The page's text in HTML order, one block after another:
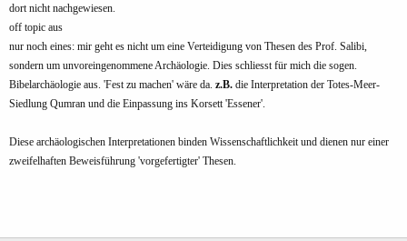
dort nicht nachgewiesen.
off topic aus
nur noch eines: mir geht es nicht um eine Verteidigung von Thesen des Prof. Salibi,
sondern um unvoreingenommene Archäologie. Dies schliesst für mich die sogen.
Bibelarchäologie aus. 'Fest zu machen' wäre da. z.B. die Interpretation der Totes-Meer-
Siedlung Qumran und die Einpassung ins Korsett 'Essener'.
Diese archäologischen Interpretationen binden Wissenschaftlichkeit und dienen nur einer
zweifelhaften Beweisführung 'vorgefertigter' Thesen.